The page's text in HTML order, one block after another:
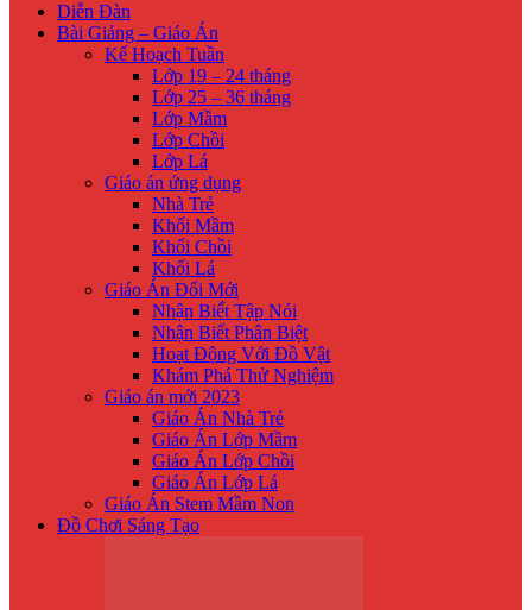
Diễn Đàn
Bài Giảng – Giáo Án
Kế Hoạch Tuần
Lớp 19 – 24 tháng
Lớp 25 – 36 tháng
Lớp Mầm
Lớp Chồi
Lớp Lá
Giáo án ứng dụng
Nhà Trẻ
Khối Mầm
Khối Chồi
Khối Lá
Giáo Án Đổi Mới
Nhận Biế́t Tập Nói
Nhận Biết Phân Biệt
Hoạt Động Với Đồ Vật
Khám Phá Thử Nghiệm
Giáo án mới 2023
Giáo Án Nhà Trẻ
Giáo Án Lớp Mầm
Giáo Án Lớp Chồi
Giáo Án Lớp Lá
Giáo Án Stem Mầm Non
Đồ Chơi Sáng Tạo